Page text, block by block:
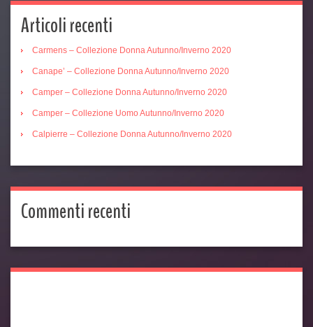
Articoli recenti
Carmens – Collezione Donna Autunno/Inverno 2020
Canape’ – Collezione Donna Autunno/Inverno 2020
Camper – Collezione Donna Autunno/Inverno 2020
Camper – Collezione Uomo Autunno/Inverno 2020
Calpierre – Collezione Donna Autunno/Inverno 2020
Commenti recenti